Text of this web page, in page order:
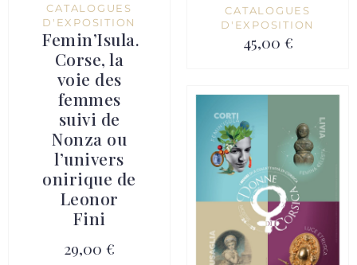
CATALOGUES
D'EXPOSITION
Femin’Isula.
Corse, la
voie des
femmes
suivi de
Nonza ou
l’univers
onirique de
Leonor
Fini
29,00 €
CATALOGUES
D'EXPOSITION
45,00 €